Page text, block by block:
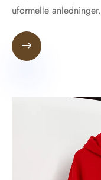
uformelle anledninger.
